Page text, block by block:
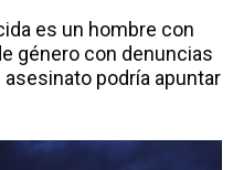
es un hombre con
género con denuncias
podría apuntar